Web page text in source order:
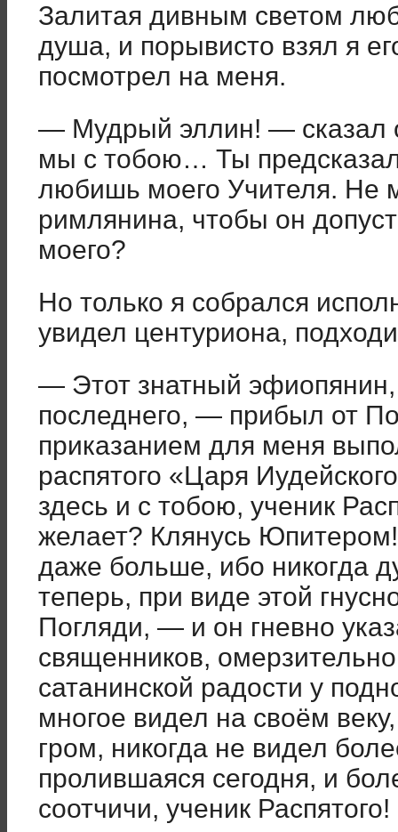
Залитая дивным светом
душа, и порывисто взял я
посмотрел на меня.
— Мудрый эллин! — сказал
мы с тобою… Ты
любишь моего Учителя. Не
римлянина, чтобы он
моего?
Но только я собрался
увидел центуриона,
— Этот знатный
последнего, — прибыл от
приказанием для меня
распятого «Царя
здесь и с тобою, ученик
желает? Клянусь
даже больше, ибо никогда
теперь, при виде этой
Погляди, — и он гневно
священников,
сатанинской радости у
многое видел на своём
гром, никогда не видел
пролившаяся сегодня, и
соотчичи, ученик Распятого!